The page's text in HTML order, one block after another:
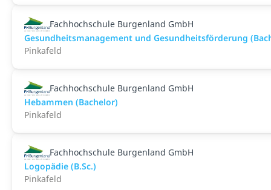
Fachhochschule Burgenland GmbH
Gesundheitsmanagement und Gesundheitsförderung
Pinkafeld
Fachhochschule Burgenland GmbH
Hebammen (Bachelor)
Pinkafeld
Fachhochschule Burgenland GmbH
Logopädie (B.Sc.)
Pinkafeld